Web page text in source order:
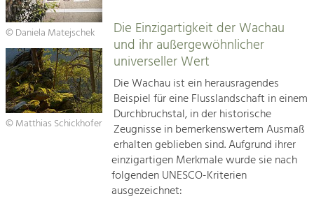
© Daniela Matejschek
© Matthias Schickhofer
Die Einzigartigkeit der Wachau
und ihr außergewöhnlicher
universeller Wert
Die Wachau ist ein herausragendes
Beispiel für eine Flusslandschaft in einem
Durchbruchstal, in der historische
Zeugnisse in bemerkenswertem Ausmaß
erhalten geblieben sind. Aufgrund ihrer
einzigartigen Merkmale wurde sie nach
folgenden UNESCO-Kriterien
ausgezeichnet: